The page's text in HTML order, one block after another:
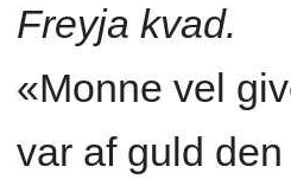
Freyja kvad.
«Monne vel
var af guld